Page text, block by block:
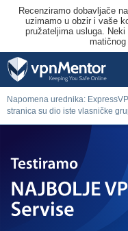
Recenziramo dobavljače
uzimamo u obzir i vaše
pružateljima usluga.
Napomena urednika:
stranica su dio iste vlasničke